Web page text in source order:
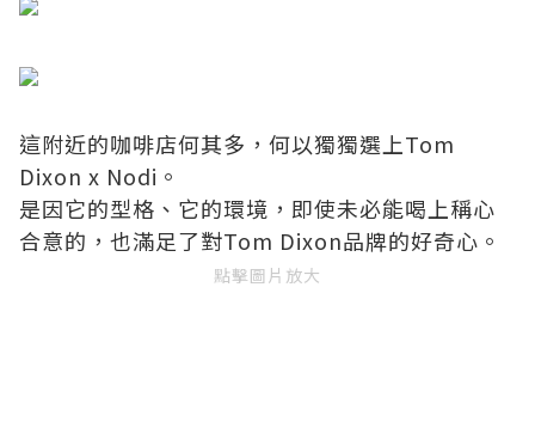
這附近的咖啡店何其多，何以獨獨選上Tom
Dixon x Nodi。
是因它的型格、它的環境，即使未必能喝上稱心
合意的，也滿足了對Tom Dixon品牌的好奇心。
點擊圖片放大